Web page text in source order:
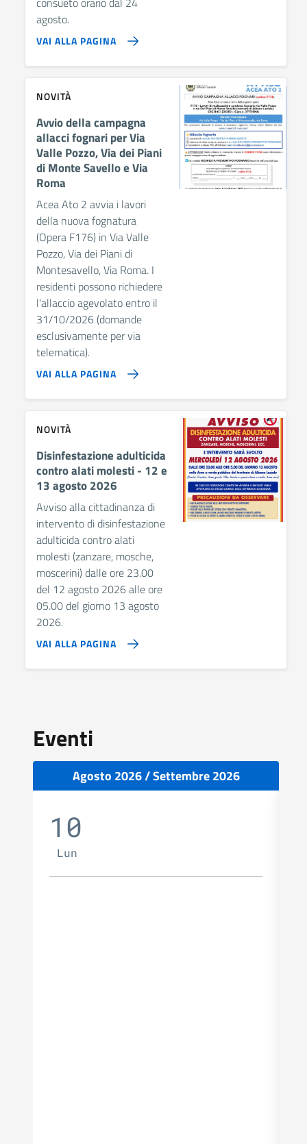
agosto.
VAI ALLA PAGINA
NOVITÀ
Avvio della campagna
allacci fognari per Via
Valle Pozzo, Via dei Piani
di Monte Savello e Via
Roma
Acea Ato 2 avvia i lavori
della nuova fognatura
(Opera F176) in Via Valle
Pozzo, Via dei Piani di
Montesavello, Via Roma. I
residenti possono richiedere
l'allaccio agevolato entro il
31/10/2026 (domande
esclusivamente per via
telematica).
VAI ALLA PAGINA
NOVITÀ
Disinfestazione adulticida
contro alati molesti - 12 e
13 agosto 2026
Avviso alla cittadinanza di
intervento di disinfestazione
adulticida contro alati
molesti (zanzare, mosche,
moscerini) dalle ore 23.00
del 12 agosto 2026 alle ore
05.00 del giorno 13 agosto
2026.
VAI ALLA PAGINA
Eventi
Agosto 2026 / Settembre 2026
10
Lun